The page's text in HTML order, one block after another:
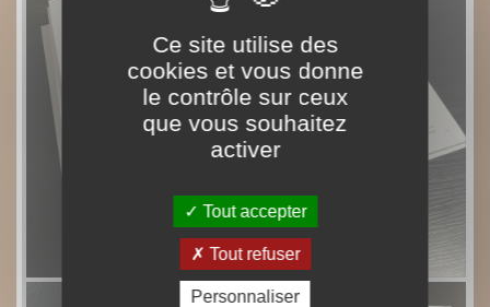
Ce site utilise des
cookies et vous donne
le contrôle sur ceux
que vous souhaitez
activer
Tout accepter
Tout refuser
Personnaliser